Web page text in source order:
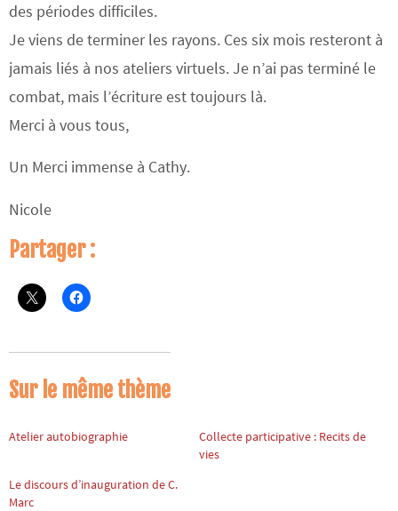
des périodes difficiles.
Je viens de terminer les rayons. Ces six mois resteront à
jamais liés à nos ateliers virtuels. Je n’ai pas terminé le
combat, mais l’écriture est toujours là.
Merci à vous tous,
Un Merci immense à Cathy.
Nicole
Partager :
Sur le même thème
Atelier autobiographie
Collecte participative : Recits de
vies
Le discours d’inauguration de C.
Marc